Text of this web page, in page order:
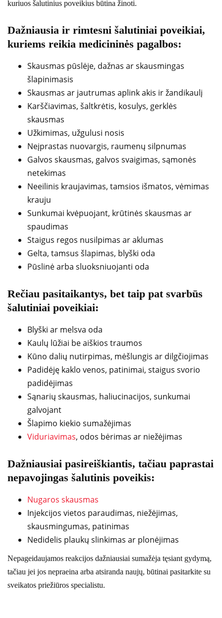
kuriuos šalutinius poveikius būtina žinoti.
Dažniausia ir rimtesni šalutiniai poveikiai,
kuriems reikia medicininės pagalbos:
Skausmas pūslėje, dažnas ar skausmingas
šlapinimasis
Skausmas ar jautrumas aplink akis ir žandikaulį
Karščiavimas, šaltkrėtis, kosulys, gerklės
skausmas
Užkimimas, užgulusi nosis
Neįprastas nuovargis, raumenų silpnumas
Galvos skausmas, galvos svaigimas, sąmonės
netekimas
Neeilinis kraujavimas, tamsios išmatos, vėmimas
krauju
Sunkumai kvėpuojant, krūtinės skausmas ar
spaudimas
Staigus regos nusilpimas ar aklumas
Gelta, tamsus šlapimas, blyški oda
Pūslinė arba sluoksniuojanti oda
Rečiau pasitaikantys, bet taip pat svarbūs
šalutiniai poveikiai:
Blyški ar melsva oda
Kaulų lūžiai be aiškios traumos
Kūno dalių nutirpimas, mėšlungis ar dilgčiojimas
Padidėję kaklo venos, patinimai, staigus svorio
padidėjimas
Sąnarių skausmas, haliucinacijos, sunkumai
galvojant
Šlapimo kiekio sumažėjimas
Viduriavimas, odos bėrimas ar niežėjimas
Dažniausiai pasireiškiantis, tačiau paprastai
nepavojingas šalutinis poveikis:
Nugaros skausmas
Injekcijos vietos paraudimas, niežėjimas,
skausmingumas, patinimas
Nedidelis plaukų slinkimas ar plonėjimas
Nepageidaujamos reakcijos dažniausiai sumažėja tęsiant gydymą,
tačiau jei jos nepraeina arba atsiranda naujų, būtinai pasitarkite su
sveikatos priežiūros specialistu.